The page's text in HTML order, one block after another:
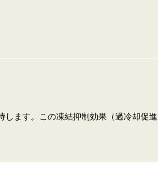
ます。この凍結抑制効果（過冷却促進